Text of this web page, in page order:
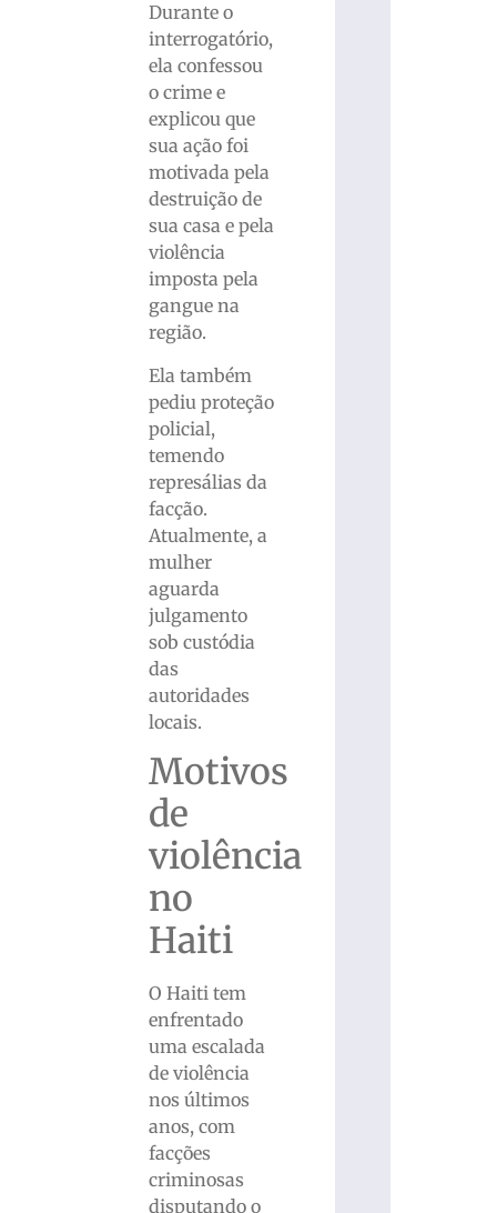
Durante o
interrogatório,
ela confessou
o crime e
explicou que
sua ação foi
motivada pela
destruição de
sua casa e pela
violência
imposta pela
gangue na
região.
Ela também
pediu proteção
policial,
temendo
represálias da
facção.
Atualmente, a
mulher
aguarda
julgamento
sob custódia
das
autoridades
locais.
Motivos
de
violência
no
Haiti
O Haiti tem
enfrentado
uma escalada
de violência
nos últimos
anos, com
facções
criminosas
disputando o